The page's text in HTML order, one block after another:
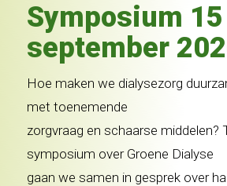
Symposium 15
september
Hoe maken we dialysezorg
met toenemende
zorgvraag en schaarse middelen?
symposium over Groene Dialyse
gaan we samen in gesprek over